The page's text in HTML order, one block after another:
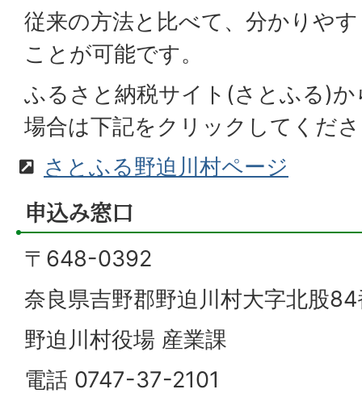
従来の方法と比べて、分かりや
ことが可能です。
ふるさと納税サイト(さとふる)
場合は下記をクリックしてくだ
さとふる野迫川村ページ
申込み窓口
〒648-0392
奈良県吉野郡野迫川村大字北股
野迫川村役場 産業課
電話 0747-37-2101